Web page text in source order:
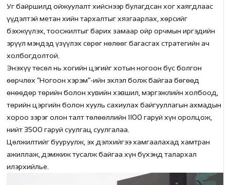
Уг байршилд ойжуулалт хийснээр булагдсан хог хаягдлаас
үүдэлтэй метан хийн тархалтыг хязгаарлах, хөрсийг
бэхжүүлэх, тоосжилтыг барих замаар ойр орчмын иргэдийн
эрүүл мэндэд үзүүлэх сөрөг нөлөөг багасгах стратегийн ач
холбогдолтой.
Энэхүү төсөл нь хогийн цэгийг хотын ногоон бүс болгон
өөрчлөх “Ногоон хэрэм”-ийн эхлэл болж байгаа бөгөөд
өнөөдөр төрийн болон хувийн хэвшил, мэргэжлийн холбоод,
төрийн цэргийн болон хууль сахиулах байгууллагын ахмадын
хороо зэрэг олон талт төлөөллийн 1100 гаруй хүн оролцож,
нийт 3500 гаруй суулгац суулгалаа.
Цөлжилтийг бууруулж, эх дэлхийгээ хамгаалахад хамтран
ажиллаж, дэмжиж тусалж байгаа хүн бүхэнд талархал
илэрхийлье.